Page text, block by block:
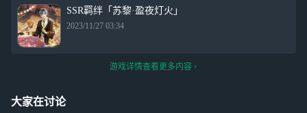
SSR羁绊「苏黎·盈夜灯火」
2023/11/27 03:34
游戏详情查看更多内容
大家在讨论